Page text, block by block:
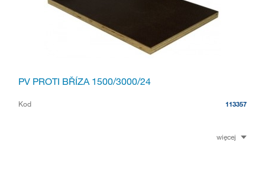
PV PROTI BŘÍZA 1500/3000/24
Kod 113357
więcej